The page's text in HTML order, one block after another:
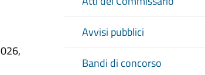
Avvisi pubblici
Bandi di concorso